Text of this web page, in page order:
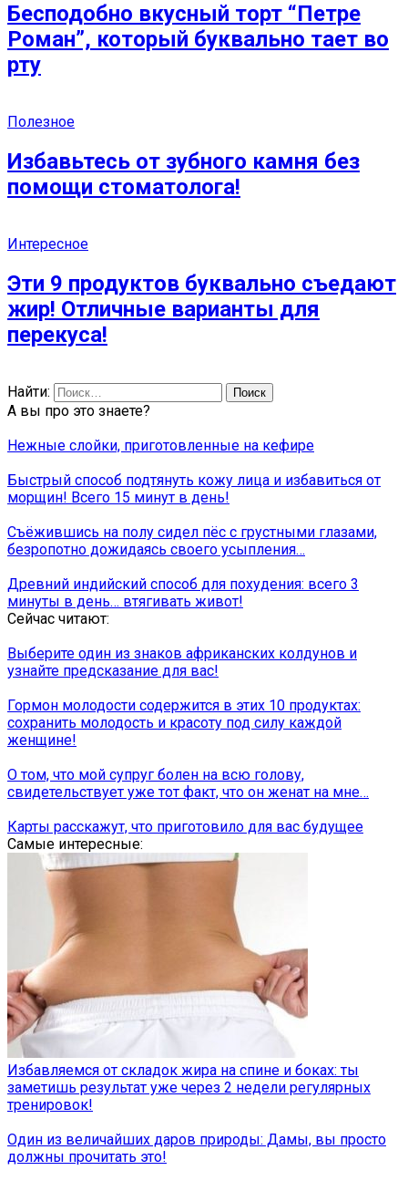
Бесподобно вкусный торт “Петре
Роман”, который буквально тает во
рту
Полезное
Избавьтесь от зубного камня без
помощи стоматолога!
Интересное
Эти 9 продуктов буквально съедают
жир! Отличные варианты для
перекуса!
Найти:
А вы про это знаете?
Нежные слойки, приготовленные на кефире
Быстрый способ подтянуть кожу лица и избавиться от
морщин! Всего 15 минут в день!
Съёжившись на полу сидел пёс с грустными глазами,
безропотно дожидаясь своего усыпления…
Древний индийский способ для похудения: всего 3
минуты в день… втягивать живот!
Сейчас читают:
Выберите один из знаков африканских колдунов и
узнайте предсказание для вас!
Гормон молодости содержится в этих 10 продуктах:
сохранить молодость и красоту под силу каждой
женщине!
О том, что мой супруг болен на всю голову,
свидетельствует уже тот факт, что он женат на мне…
Карты расскажут, что приготовило для вас будущее
Самые интересные:
Избавляемся от складок жира на спине и боках: ты
заметишь результат уже через 2 недели регулярных
тренировок!
Один из величайших даров природы: Дамы, вы просто
должны прочитать это!